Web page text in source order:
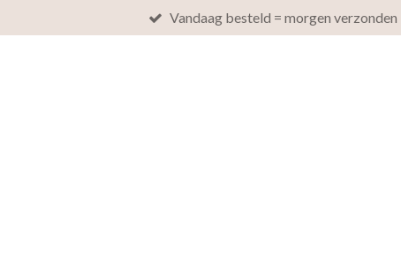
direct
Vandaag besteld = morgen verzonden